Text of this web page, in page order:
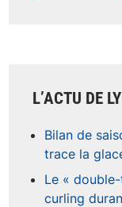
L’ACTU DE
Bilan de
trace la
Le «
curling